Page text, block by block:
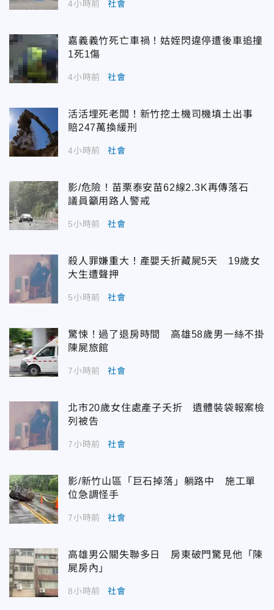
4小時前 社會
嘉義義竹死亡車禍！姑姪閃違停遭後車追撞
1死1傷
4小時前 社會
活活埋死老闆！新竹挖土機司機填土出事
賠247萬換緩刑
4小時前 社會
影/危險！苗栗泰安苗62線2.3K再傳落石
議員籲用路人警戒
5小時前 社會
殺人罪嫌重大！產嬰夭折藏屍5天 19歲女
大生遭聲押
5小時前 社會
驚悚！過了退房時間 高雄58歲男一絲不掛
陳屍旅館
7小時前 社會
北市20歲女住處產子夭折 遺體裝袋報案檢
列被告
7小時前 社會
影/新竹山區「巨石掉落」躺路中 施工單
位急調怪手
7小時前 社會
高雄男公關失聯多日 房東破門驚見他「陳
屍房內」
8小時前 社會